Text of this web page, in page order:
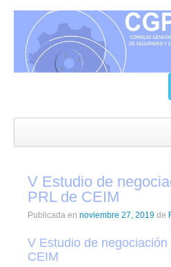
¿Que es el Consejo?
Estatutos
Órganos de gobierno
V Estudio de
PRL de CEIM
Publicada en noviembre 27, 2019 de
V Estudio de
CEIM